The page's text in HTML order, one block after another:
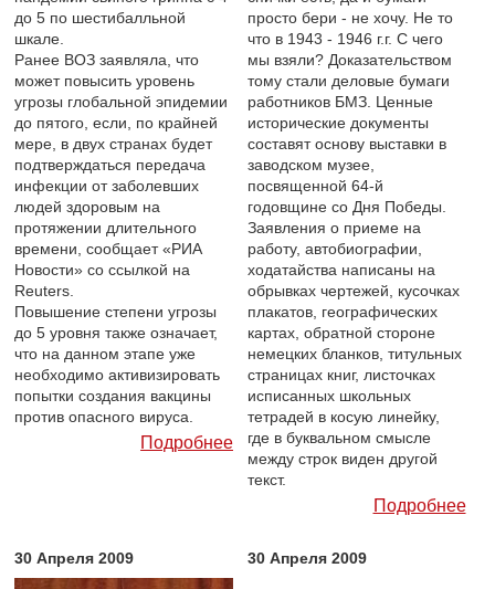
до 5 по шестибалльной
шкале.
Ранее ВОЗ заявляла, что
может повысить уровень
угрозы глобальной эпидемии
до пятого, если, по крайней
мере, в двух странах будет
подтверждаться передача
инфекции от заболевших
людей здоровым на
протяжении длительного
времени, сообщает «РИА
Новости» со ссылкой на
Reuters.
Повышение степени угрозы
до 5 уровня также означает,
что на данном этапе уже
необходимо активизировать
попытки создания вакцины
против опасного вируса.
Подробнее
просто бери - не хочу. Не то
что в 1943 - 1946 г.г. С чего
мы взяли? Доказательством
тому стали деловые бумаги
работников БМЗ. Ценные
исторические документы
составят основу выставки в
заводском музее,
посвященной 64-й
годовщине со Дня Победы.
Заявления о приеме на
работу, автобиографии,
ходатайства написаны на
обрывках чертежей, кусочках
плакатов, географических
картах, обратной стороне
немецких бланков, титульных
страницах книг, листочках
исписанных школьных
тетрадей в косую линейку,
где в буквальном смысле
между строк виден другой
текст.
Подробнее
30 Апреля 2009 30 Апреля 2009